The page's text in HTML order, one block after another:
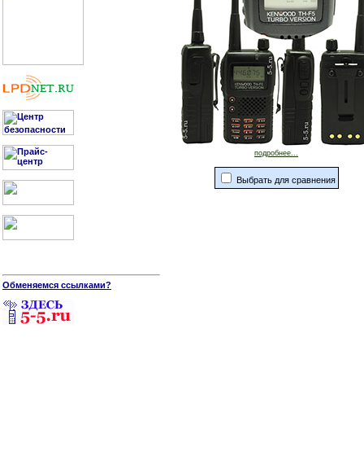
Обменяемся ссылками?
подробнее...
Выбрать для сравнения